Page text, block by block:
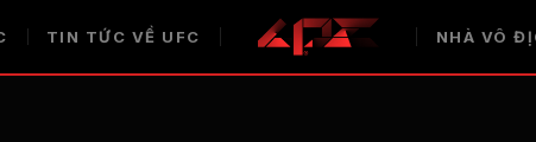
TIN TỨC VỀ UFC NHÀ VÔ